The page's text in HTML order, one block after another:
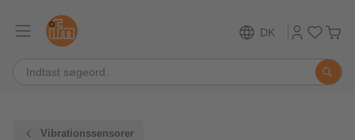
DK
Vibrationssensorer